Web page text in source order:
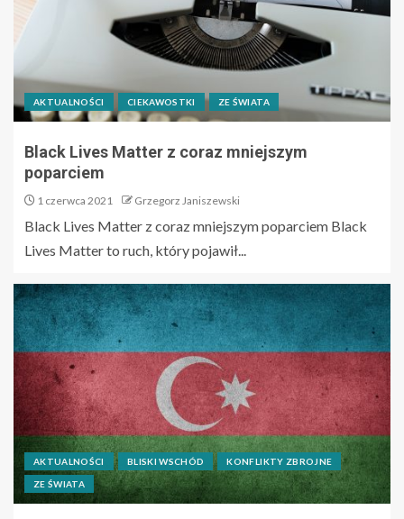
AKTUALNOŚCI CIEKAWOSTKI ZE ŚWIATA
Black Lives Matter z coraz mniejszym
poparciem
1 czerwca 2021 Grzegorz Janiszewski
Black Lives Matter z coraz mniejszym poparciem Black
Lives Matter to ruch, który pojawił...
AKTUALNOŚCI BLISKI WSCHÓD KONFLIKTY ZBROJNE
ZE ŚWIATA